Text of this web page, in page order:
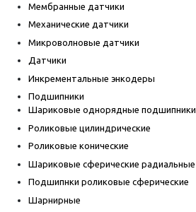
Мембранные датчики
Механические датчики
Микроволновые датчики
Датчики
Инкрементальные энкодеры
Подшипники
Шариковые однорядные подшипники
Роликовые цилиндрические
Роликовые конические
Шариковые сферические радиальные
Подшипнки роликовые сферические
Шарнирные